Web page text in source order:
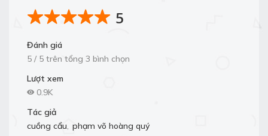
5
Đánh giá
5 / 5 trên tổng 3 bình chọn
Lượt xem
0.9K
Tác giả
cuồng cẩu, phạm võ hoàng quý